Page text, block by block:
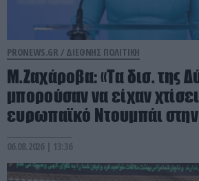
PRONEWS.GR / ΔΙΕΘΝΗΣ ΠΟΛΙΤΙΚΗ
Μ.Ζαχάροβα: «Τα δισ. της
μπορούσαν να είχαν
ευρωπαϊκό Ντουμπάι
06.08.2026 | 13:36